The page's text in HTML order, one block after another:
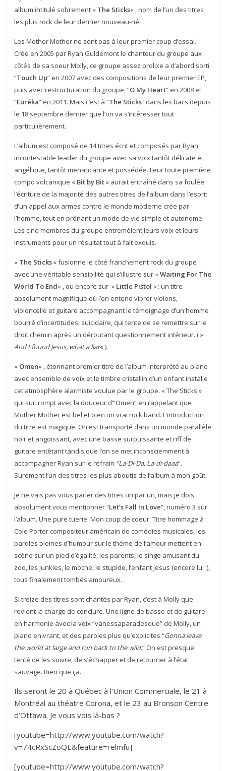
album intitulé sobrement « The Sticks« , nom de l’un des titres
les plus rock de leur dernier nouveau-né.
Les Mother Mother ne sont pas à leur premier coup d’essai.
Crée en 2005 par Ryan Guldemont le chanteur du groupe aux
côtés de sa soeur Molly, ce groupe assez prolixe a d’abord sorti
“Touch Up” en 2007 avec des compositions de leur premier EP,
puis avec restructuration du groupe, “O My Heart” en 2008 et
“Euréka” en 2011. Mais c’est à “The Sticks“dans les bacs depuis
le 18 septembre dernier que l’on va s’intéresser tout
particulièrement.
L’album est composé de 14 titres écrit et composés par Ryan,
incontestable leader du groupe avec sa voix tantôt délicate et
angélique, tantôt menancante et possédée. Leur toute première
compo volcanique « Bit by Bit» aurait entraîné dans sa foulée
l’écriture de la majorité des autres titres de l’album dans l’esprit
d’un appel aux armes contre le monde moderne crée par
l’homme, tout en prônant un mode de vie simple et autonome.
Les cinq membres du groupe entremèlent leurs voix et leurs
instruments pour un résultat tout à fait exquis.
« The Sticks» fusionne le côté franchement rock du groupe
avec une véritable sensibilité qui s’illustre sur «Waiting For The
World To End« , ou encore sur » Little Pistol » : un titre
absolument magnifique où l’on entend vibrer violons,
violoncelle et guitare accompagnant le témoignage d’un homme
bourré d’incertitudes, suicidaire, qui tente de se remettre sur le
droit chemin après un déroutant questionnement intérieur. ( »
And I found Jesus, what a liar« ).
« Omen« , étonnant premier titre de l’album interprété au piano
avec ensemble de voix et le timbre cristallin d’un enfant installe
cet atmosphère alarmiste voulue par le groupe. « The Sticks »
qui suit rompt avec la douceur d’”Omen” en rappelant que
Mother Mother est bel et bien un vrai rock band. L’introduction
du titre est magique. On est transporté dans un monde parallèle
noir et angoissant, avec une basse surpuissante et riff de
guitare entêtant tandis que l’on se met inconsciemment à
accompagner Ryan sur le refrain “La-Di-Da, La-di-daaa”.
Surement l’un des titres les plus aboutis de l’album à mon goût.
Je ne vais pas vous parler des titres un par un, mais je dois
absolument vous mentionner “Let’s Fall In Love”, numéro 3 sur
l’album. Une pure tuerie. Mon coup de coeur. Titre hommage à
Cole Porter compositeur américain de comédies musicales, les
paroles pleines d’humour sur le thème de l’amour mettent en
scène sur un pied d’égalité, les parents, le singe amusant du
zoo, les junkies, le moche, le stupide, l’enfant Jesus (encore lui !),
tous finalement tombés amoureux.
Si treize des titres sont chantés par Ryan, c’est à Molly que
revient la charge de conclure. Une ligne de basse et de guitare
en harmonie avec la voix “vanessaparadesque” de Molly, un
piano enivrant, et des paroles plus qu’explicites “Gonna leave
the world at large and run back to the wild.” On est presque
tenté de les suivre, de s’échapper et de retourner à l’état
sauvage. Rien que ça.
Ils seront le 20 à Québec à l’Union Commerciale, le 21 à
Montréal au théatre Corona, et le 23 au Bronson Centre
d’Ottawa. Je vous vois là-bas ?
[youtube=http://www.youtube.com/watch?
v=74cRxScZoQE&feature=relmfu]
[youtube=http://www.youtube.com/watch?